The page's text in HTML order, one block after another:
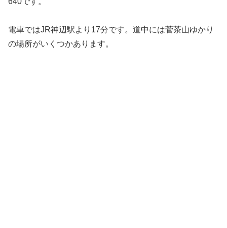
電車ではJR神辺駅より17分です。道中には菅茶山ゆかり
の場所がいくつかあります。